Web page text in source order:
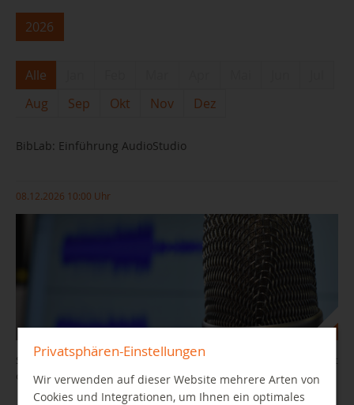
2026
Alle
Aug
Sep Okt Nov Dez
BibLab: Einführung AudioStudio
08.12.2026 10:00 Uhr
Sie wollten schon immer mal Geschichten aufnehmen, einen Podcast
oder ein Hörspiel produzieren?
Privatsphären-Einstellungen
Wir verwenden auf dieser Website mehrere Arten von
Cookies und Integrationen, um Ihnen ein optimales